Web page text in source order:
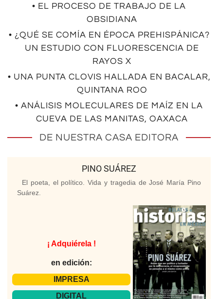
• EL PROCESO DE TRABAJO DE LA
OBSIDIANA
• ¿QUÉ SE COMÍA EN ÉPOCA PREHISPÁNICA?
UN ESTUDIO CON FLUORESCENCIA DE
RAYOS X
• UNA PUNTA CLOVIS HALLADA EN BACALAR,
QUINTANA ROO
• ANÁLISIS MOLECULARES DE MAÍZ EN LA
CUEVA DE LAS MANITAS, OAXACA
DE NUESTRA CASA EDITORA
PINO SUÁREZ
El poeta, el político. Vida y tragedia de José María Pino
Suárez.
¡ Adquiérela !
en edición:
IMPRESA
DIGITAL